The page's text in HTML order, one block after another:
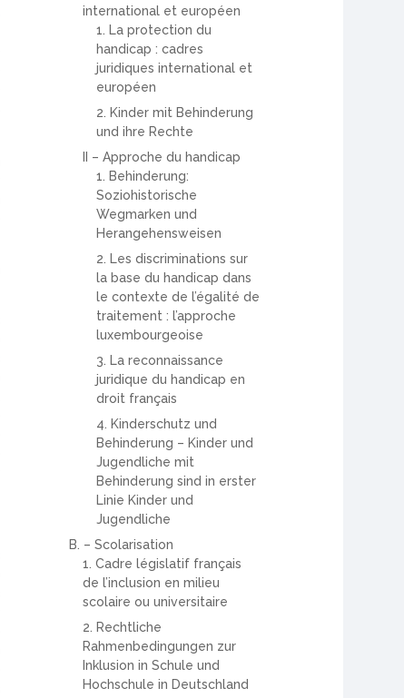
international et européen
1. La protection du
handicap : cadres
juridiques international et
européen
2. Kinder mit Behinderung
und ihre Rechte
II – Approche du handicap
1. Behinderung:
Soziohistorische
Wegmarken und
Herangehensweisen
2. Les discriminations sur
la base du handicap dans
le contexte de l’égalité de
traitement : l’approche
luxembourgeoise
3. La reconnaissance
juridique du handicap en
droit français
4. Kinderschutz und
Behinderung – Kinder und
Jugendliche mit
Behinderung sind in erster
Linie Kinder und
Jugendliche
B. – Scolarisation
1. Cadre législatif français
de l’inclusion en milieu
scolaire ou universitaire
2. Rechtliche
Rahmenbedingungen zur
Inklusion in Schule und
Hochschule in Deutschland